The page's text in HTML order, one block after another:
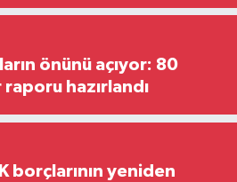
önünü açıyor: 80
hazırlandı
borçlarının yeniden